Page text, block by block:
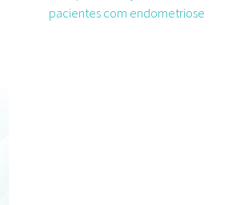
pacientes com endometriose